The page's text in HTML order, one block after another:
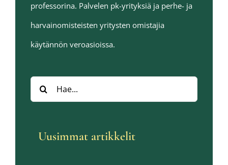
professorina. Palvelen pk-yrityksiä ja perhe- ja
harvainomisteisten yritysten omistajia
käytännön veroasioissa.
Hae:
Uusimmat artikkelit